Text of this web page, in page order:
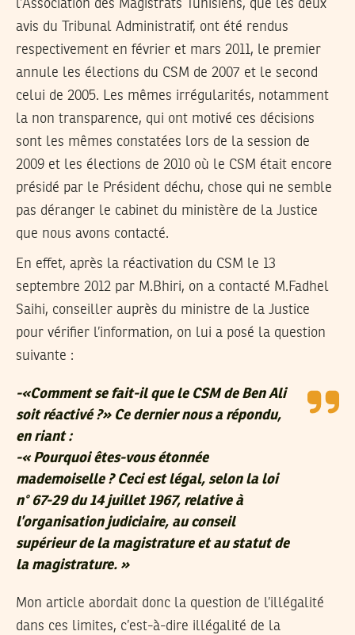
l’Association des Magistrats Tunisiens, que les deux
avis du Tribunal Administratif, ont été rendus
respectivement en février et mars 2011, le premier
annule les élections du CSM de 2007 et le second
celui de 2005. Les mêmes irrégularités, notamment
la non transparence, qui ont motivé ces décisions
sont les mêmes constatées lors de la session de
2009 et les élections de 2010 où le CSM était encore
présidé par le Président déchu, chose qui ne semble
pas déranger le cabinet du ministère de la Justice
que nous avons contacté.
En effet, après la réactivation du CSM le 13
septembre 2012 par M.Bhiri, on a contacté M.Fadhel
Saihi, conseiller auprès du ministre de la Justice
pour vérifier l’information, on lui a posé la question
suivante :
-«Comment se fait-il que le CSM de Ben Ali
soit réactivé ?» Ce dernier nous a répondu,
en riant :
-«Pourquoi êtes-vous étonnée
mademoiselle ? Ceci est légal, selon la loi
n° 67-29 du 14 juillet 1967, relative à
l’organisation judiciaire, au conseil
supérieur de la magistrature et au statut de
la magistrature. »
Mon article abordait donc la question de l’illégalité
dans ces limites, c’est-à-dire illégalité de la